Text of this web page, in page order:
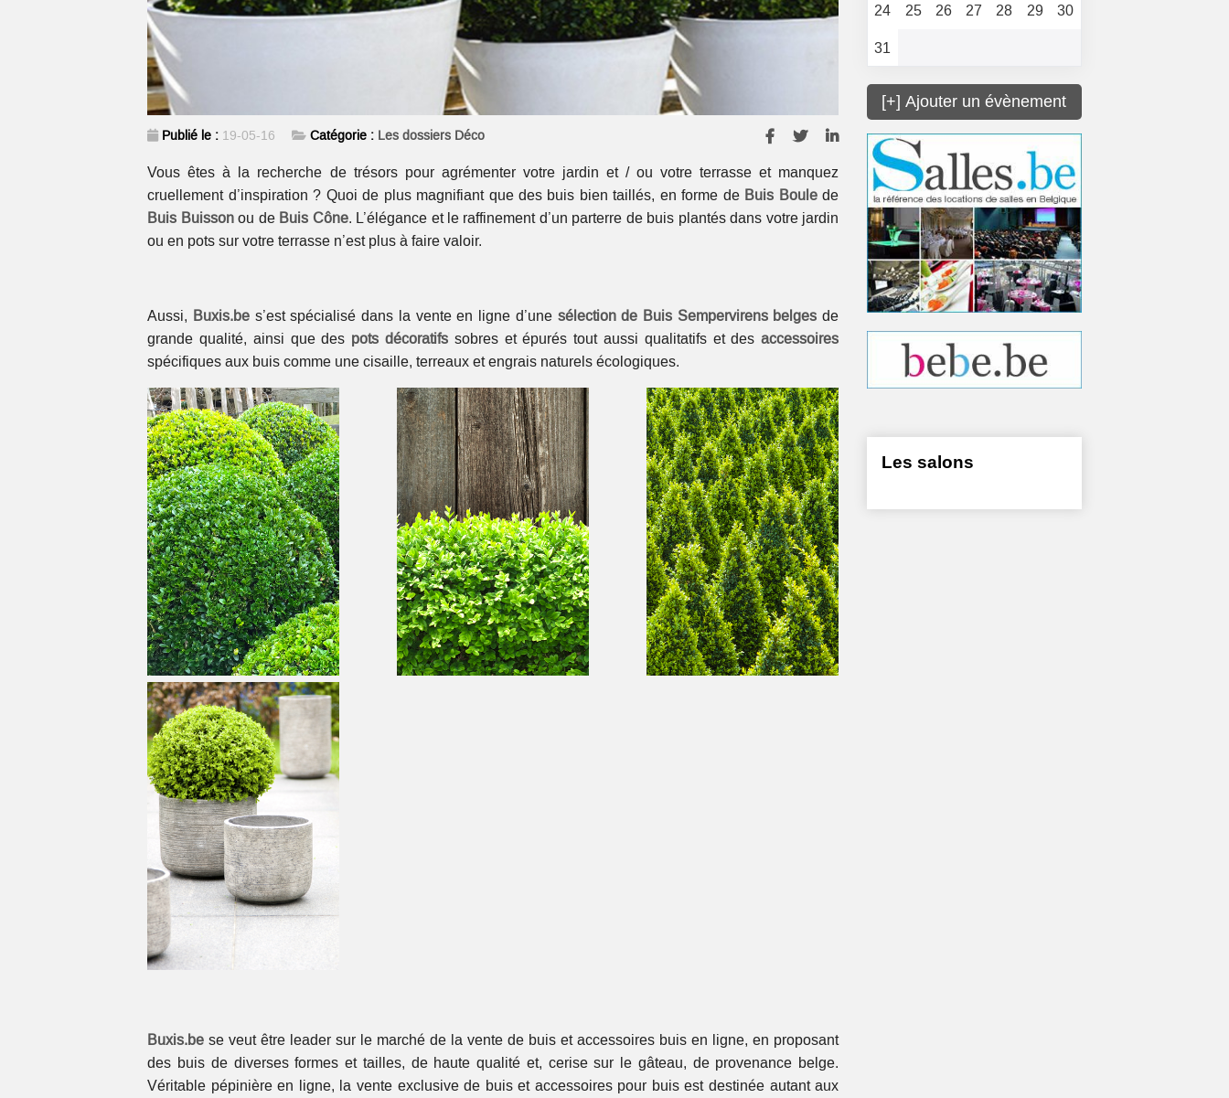
Publié le : 19-05-16 Catégorie : Les dossiers Déco
Vous êtes à la recherche de trésors pour agrémenter votre jardin et / ou votre terrasse et manquez
cruellement d’inspiration ? Quoi de plus magnifiant que des buis bien taillés, en forme de Buis Boulede
Buis Buissonou de Buis Cône. L’élégance et le raffinement d’un parterre de buis plantés dans votre jardin
ou en pots sur votre terrasse n’est plus à faire valoir.
Aussi, Buxis.be s’est spécialisé dans la vente en ligne d’une sélection de Buis Sempervirens belges de
grande qualité, ainsi que des pots décoratifs sobres et épurés tout aussi qualitatifs et des accessoires
spécifiques aux buis comme une cisaille, terreaux et engrais naturels écologiques.
Buxis.be se veut être leader sur le marché de la vente de buis et accessoires buis en ligne, en proposant
des buis de diverses formes et tailles, de haute qualité et, cerise sur le gâteau, de provenance belge.
Véritable pépinière en ligne, la vente exclusive de buis et accessoires pour buis est destinée autant aux
24
25 26 27 28 29
30
31
[+] Ajouter un évènement
Les salons